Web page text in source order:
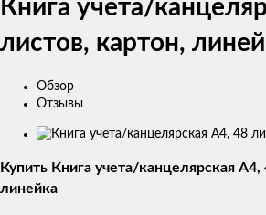
Книга учета/
листов, картон,
Обзор
Отзывы
Изображения
товаров
Купить Книга учета/канцелярская А4,
линейка